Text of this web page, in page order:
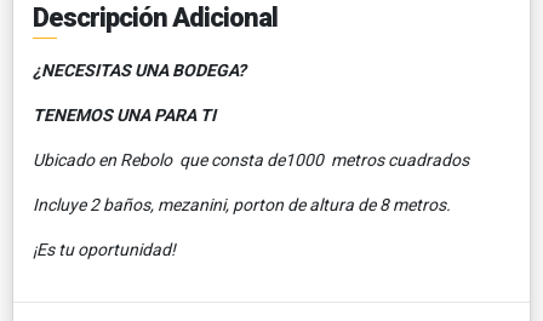
Descripción Adicional
¿NECESITAS UNA BODEGA?
TENEMOS UNA PARA TI
Ubicado en Rebolo que consta de1000 metros cuadrados
Incluye 2 baños, mezanini, porton de altura de 8 metros.
¡Es tu oportunidad!